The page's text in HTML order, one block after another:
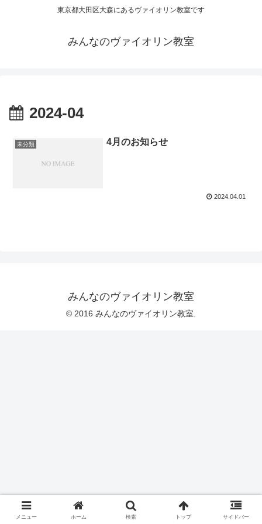
東京都大田区大森にあるヴァイオリン教室です
みんなのヴァイオリン教室
2024-04
未分類 4月のお知らせ
2024.04.01
みんなのヴァイオリン教室
© 2016 みんなのヴァイオリン教室.
メニュー ホーム 検索 トップ サイドバー